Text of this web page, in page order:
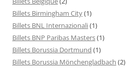
Billets Birmingham City(1)
Billets BNL Internazionali(1)
Billets BNP Paribas Masters(1)
Billets Borussia Dortmund (1)
Billets Borussia Mönchengladbach (2)